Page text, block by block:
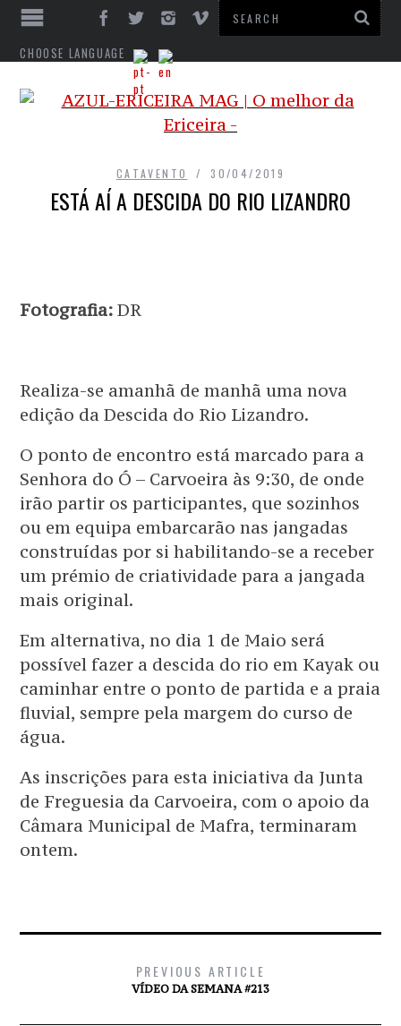
CHOOSE LANGUAGE
CATAVENTO 30/04/2019
ESTÁ AÍ A DESCIDA DO RIO LIZANDRO
Fotografia: DR
Realiza-se amanhã de manhã uma nova
edição da Descida do Rio Lizandro.
O ponto de encontro está marcado para a
Senhora do Ó – Carvoeira às 9:30, de onde
irão partir os participantes, que sozinhos
ou em equipa embarcarão nas jangadas
construídas por si habilitando-se a receber
um prémio de criatividade para a jangada
mais original.
Em alternativa, no dia 1 de Maio será
possível fazer a descida do rio em Kayak ou
caminhar entre o ponto de partida e a praia
fluvial, sempre pela margem do curso de
água.
As inscrições para esta iniciativa da Junta
de Freguesia da Carvoeira, com o apoio da
Câmara Municipal de Mafra, terminaram
ontem.
PREVIOUS ARTICLE
VÍDEO DA SEMANA #213